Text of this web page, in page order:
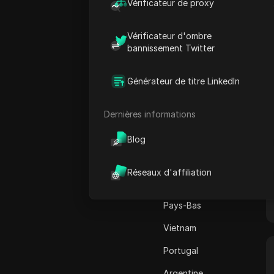
Vérificateur de proxy
Vérificateur d'ombre
bannissement Twitter
Générateur de titre LinkedIn
Dernières informations
Blog
Réseaux d'affiliation
AliExpress
Amazon
Apple Pay
États-Unis
Pakistan
Pays-Bas
Vietnam
Portugal